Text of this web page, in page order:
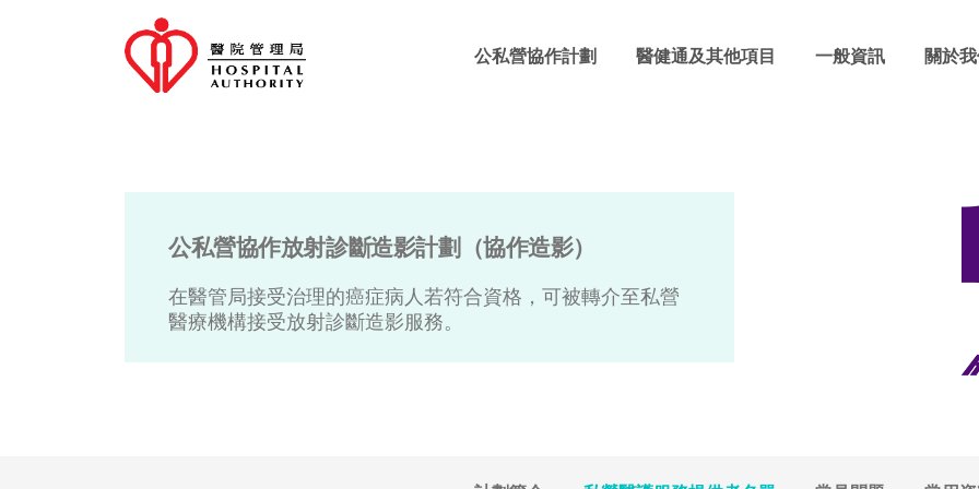
公私營協作計劃 醫健通及其他項目 一般資訊 關於
公私營協作放射診斷造影計劃（協作造影）
在醫管局接受治理的癌症病人若符合資格，可被轉介至私營
醫療機構接受放射診斷造影服務。